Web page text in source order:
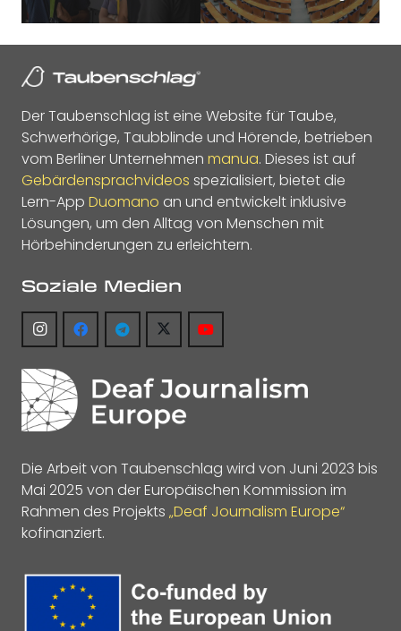
Der Taubenschlag ist eine Website für Taube,
Schwerhörige, Taubblinde und Hörende, betrieben
vom Berliner Unternehmen manua. Dieses ist auf
Gebärdensprachvideos spezialisiert, bietet die
Lern-App Duomano an und entwickelt inklusive
Lösungen, um den Alltag von Menschen mit
Hörbehinderungen zu erleichtern.
Soziale Medien
Die Arbeit von Taubenschlag wird von Juni 2023 bis
Mai 2025 von der Europäischen Kommission im
Rahmen des Projekts „Deaf Journalism Europe“
kofinanziert.